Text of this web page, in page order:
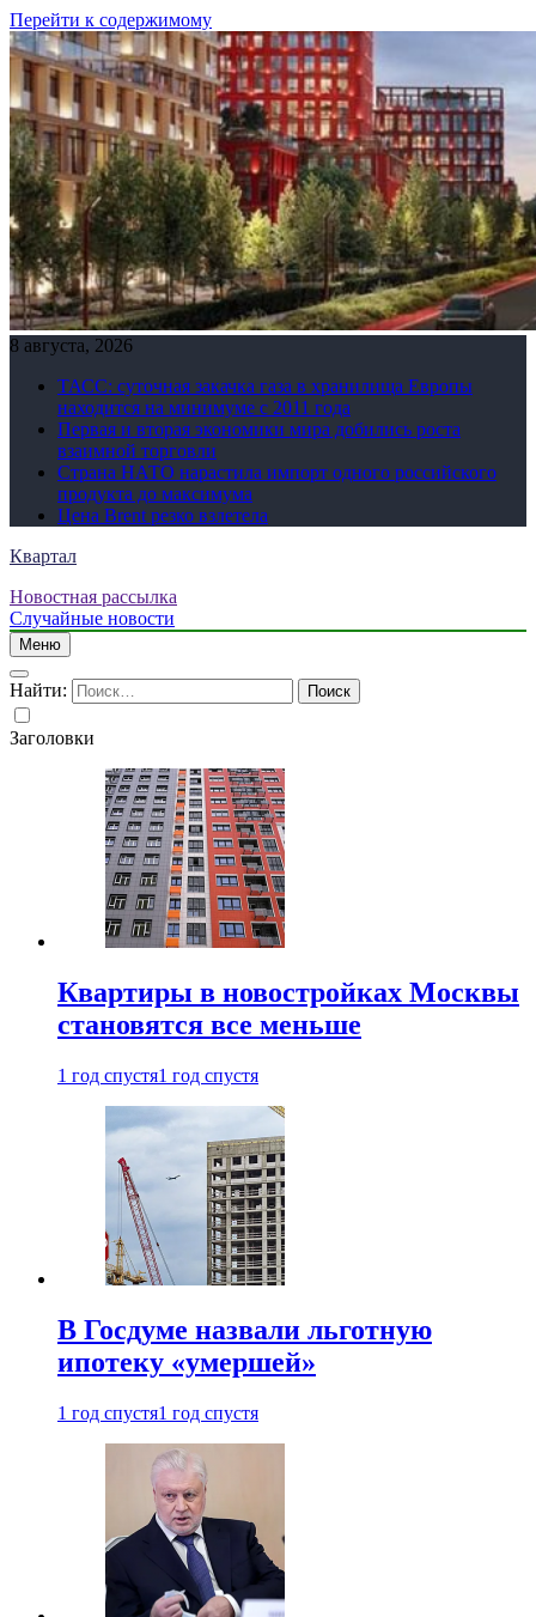
Перейти к содержимому
8 августа, 2026
ТАСС: суточная закачка газа в хранилища Европы
находится на минимуме с 2011 года
Первая и вторая экономики мира добились роста
взаимной торговли
Страна НАТО нарастила импорт одного российского
продукта до максимума
Цена Brent резко взлетела
Квартал
Новостная рассылка
Случайные новости
Меню
Найти:
Заголовки
Квартиры в новостройках Москвы
становятся все меньше
1 год спустя1 год спустя
В Госдуме назвали льготную
ипотеку «умершей»
1 год спустя1 год спустя